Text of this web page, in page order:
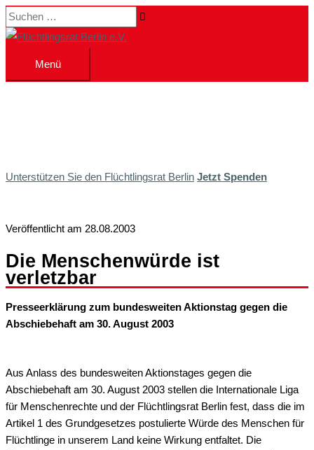
Zum
Inhalt
Suchen …
Menü
Menü
Unterstützen Sie den Flüchtlingsrat Berlin Jetzt Spenden
Veröffentlicht am 28.08.2003
Die Menschenwürde ist
verletzbar
Presseerklärung zum bundesweiten Aktionstag gegen die
Abschiebehaft am 30. August 2003
Aus Anlass des bundesweiten Aktionstages gegen die
Abschiebehaft am 30. August 2003 stellen die Internationale Liga
für Menschenrechte und der Flüchtlingsrat Berlin fest, dass die im
Artikel 1 des Grundgesetzes postulierte Würde des Menschen für
Flüchtlinge in unserem Land keine Wirkung entfaltet. Die